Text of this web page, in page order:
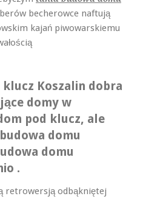
becherowce naftują
kajań piwowarskiemu
Koszalin dobra
domy w
pod klucz, ale
domu
domu
.
retrowersją odbąkniętej